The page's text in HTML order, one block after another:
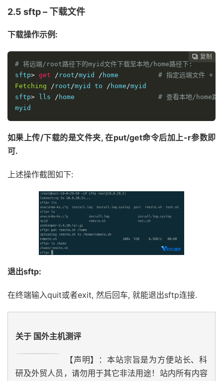
2.5 sftp – 下载文件
下载操作示例:
 复制
 复制
 复制
# 将远端/root路径下的myid文件下载至本地/home路径下:
sftp> get / root /myid / home # 指定远端文件 + 本
Fetching
/ root /myid to / home /myid
sftp> lls / home # 查看本地/home路
myid
如果上传/下载的是文件夹, 在put/get命令后加上-r参数即
可.
上述操作截图如下:
退出sftp:
在终端输入quit或者exit, 然后回车, 就能退出sftp连接.
关于 国外主机测评
【声明】：本站宗旨是为方便站长、科
研及外贸人员，请勿用于其它非法用途！站内所有内容